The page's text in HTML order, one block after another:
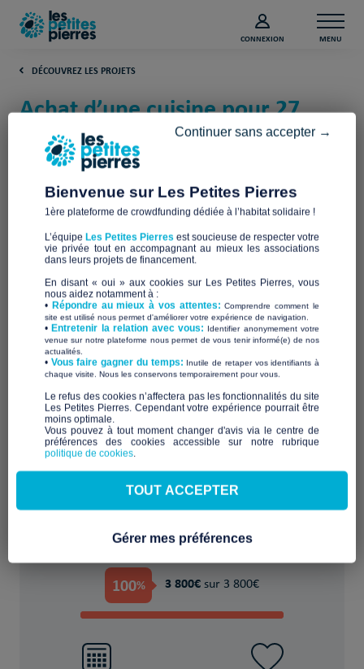
CONNEXION MENU
DÉCOUVREZ LES PROJETS
Achat d’une cuisine pour 27
personnes fragiles à Lourdes
(Hautes-Pyrénées)
Association En Casa
Améliorer le cadre de vie et le confort
27 Personne(s) en situation de précarité
PROJET FINANCÉ !
100% 3 800€ sur 3 800€
Bienvenue sur Les Petites Pierres
1ère plateforme de crowdfunding dédiée à l’habitat solidaire !
L’équipe Les Petites Pierres est soucieuse de respecter votre
vie privée tout en accompagnant au mieux les associations
dans leurs projets de financement.
En disant « oui » aux cookies sur Les Petites Pierres, vous
nous aidez notamment à :
• Répondre au mieux à vos attentes:Comprendre comment le
site est utilisé nous permet d'améliorer votre expérience de navigation.
•Entretenir la relation avec vous: Identifier anonymement votre
venue sur notre plateforme nous permet de vous tenir informé(e) de nos
actualités.
​• Vous faire gagner du temps: Inutile de retaper vos identifiants à
chaque visite. Nous les conservons temporairement pour vous.
​Le refus des cookies n’affectera pas les fonctionnalités du site
Les Petites Pierres. Cependant votre expérience pourrait être
moins optimale.​
Vous pouvez à tout moment changer d'avis via le centre de
préférences des cookies accessible sur notre rubrique
politique de cookies.
Continuer sans accepter →
TOUT ACCEPTER
Gérer mes préférences